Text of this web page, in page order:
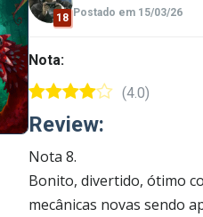
18 Postado em 15/03/26
Nota:
(4.0)
Review:
Nota 8.
Bonito, divertido, ótimo
mecânicas novas sendo